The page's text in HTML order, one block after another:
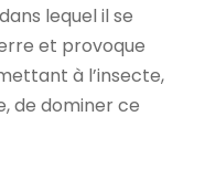
lequel il se
et provoque
à l’insecte,
de dominer ce